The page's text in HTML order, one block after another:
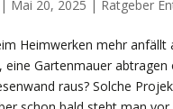
| Mai 20, 2025 | Ratgeber
Heimwerken mehr anfällt
eine Gartenmauer abtragen
raus? Solche